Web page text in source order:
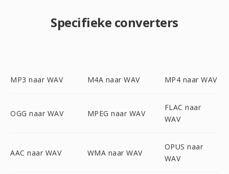
Specifieke converters
MP3 naar WAV M4A naar WAV MP4 naar WAV
OGG naar WAV MPEG naar WAV
FLAC naar
WAV
AAC naar WAV WMA naar WAV
OPUS naar
WAV